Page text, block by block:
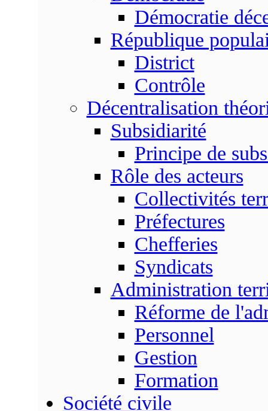
Démocratie
République
District
Contrôle
Décentralisation
Subsidiarité
Principe de
Rôle des acteurs
Collectivités
Préfectures
Chefferies
Syndicats
Administration
Réforme de
Personnel
Gestion
Formation
Société civile